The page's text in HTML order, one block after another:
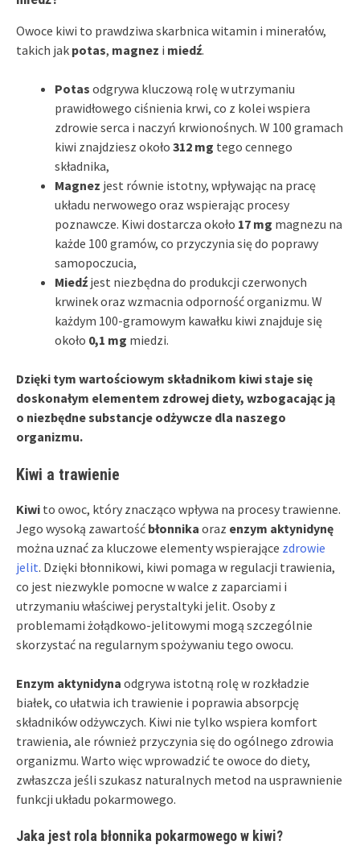
Owoce kiwi to prawdziwa skarbnica witamin i minerałów,
takich jak potas, magnez i miedź.
Potas odgrywa kluczową rolę w utrzymaniu
prawidłowego ciśnienia krwi, co z kolei wspiera
zdrowie serca i naczyń krwionośnych. W 100 gramach
kiwi znajdziesz około 312 mg tego cennego
składnika,
Magnez jest równie istotny, wpływając na pracę
układu nerwowego oraz wspierając procesy
poznawcze. Kiwi dostarcza około 17 mg magnezu na
każde 100 gramów, co przyczynia się do poprawy
samopoczucia,
Miedź jest niezbędna do produkcji czerwonych
krwinek oraz wzmacnia odporność organizmu. W
każdym 100-gramowym kawałku kiwi znajduje się
około 0,1 mg miedzi.
Dzięki tym wartościowym składnikom kiwi staje się
doskonałym elementem zdrowej diety, wzbogacając ją
o niezbędne substancje odżywcze dla naszego
organizmu.
Kiwi a trawienie
Kiwi to owoc, który znacząco wpływa na procesy trawienne.
Jego wysoką zawartość błonnika oraz enzym aktynidynę
można uznać za kluczowe elementy wspierające zdrowie
jelit. Dzięki błonnikowi, kiwi pomaga w regulacji trawienia,
co jest niezwykle pomocne w walce z zaparciami i
utrzymaniu właściwej perystaltyki jelit. Osoby z
problemami żołądkowo-jelitowymi mogą szczególnie
skorzystać na regularnym spożywaniu tego owocu.
Enzym aktynidyna odgrywa istotną rolę w rozkładzie
białek, co ułatwia ich trawienie i poprawia absorpcję
składników odżywczych. Kiwi nie tylko wspiera komfort
trawienia, ale również przyczynia się do ogólnego zdrowia
organizmu. Warto więc wprowadzić te owoce do diety,
zwłaszcza jeśli szukasz naturalnych metod na usprawnienie
funkcji układu pokarmowego.
Jaka jest rola błonnika pokarmowego w kiwi?